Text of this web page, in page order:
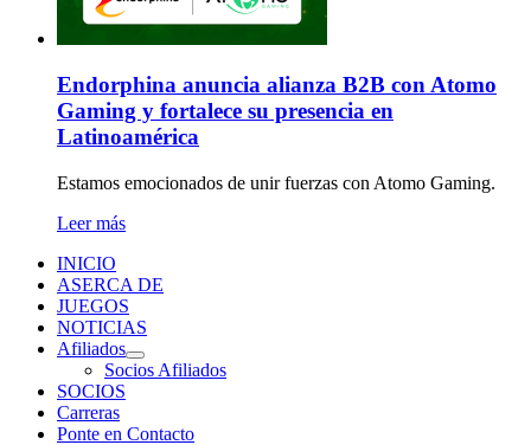
Endorphina anuncia alianza B2B con Atomo
Gaming y fortalece su presencia en
Latinoamérica
Estamos emocionados de unir fuerzas con Atomo Gaming.
Leer más
INICIO
ASERCA DE
JUEGOS
NOTICIAS
Afiliados
Socios Afiliados
SOCIOS
Carreras
Ponte en Contacto